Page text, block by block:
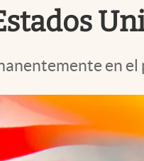
en